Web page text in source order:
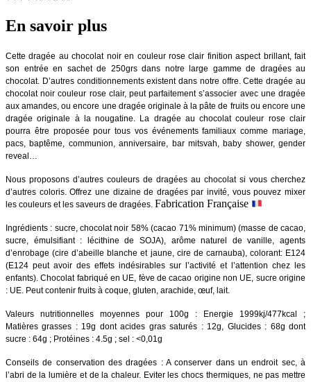
En savoir plus
Cette dragée au chocolat noir en couleur rose clair finition aspect brillant, fait
son entrée en sachet de 250grs dans notre large gamme de dragées au
chocolat. D’autres conditionnements existent dans notre offre. Cette dragée au
chocolat noir couleur rose clair, peut parfaitement s’associer avec une dragée
aux amandes, ou encore une dragée originale à la pâte de fruits ou encore une
dragée originale à la nougatine. La dragée au chocolat couleur rose clair
pourra être proposée pour tous vos événements familiaux comme mariage,
pacs, baptême, communion, anniversaire, bar mitsvah, baby shower, gender
reveal…
Nous proposons d’autres couleurs de dragées au chocolat si vous cherchez
d’autres coloris. Offrez une dizaine de dragées par invité, vous pouvez mixer
les couleurs et les saveurs de dragées. Fabrication Française
Ingrédients : sucre, chocolat noir 58% (cacao 71% minimum) (masse de cacao,
sucre, émulsifiant : lécithine de SOJA), arôme naturel de vanille, agents
d’enrobage (cire d’abeille blanche et jaune, cire de carnauba), colorant: E124
(E124 peut avoir des effets indésirables sur l’activité et l’attention chez les
enfants). Chocolat fabriqué en UE, fève de cacao origine non UE, sucre origine
: UE. Peut contenir fruits à coque, gluten, arachide, œuf, lait.
Valeurs nutritionnelles moyennes pour 100g : Energie 1999kj/477kcal ;
Matières grasses : 19g dont acides gras saturés : 12g, Glucides : 68g dont
sucre : 64g ; Protéines : 4.5g ; sel : <0,01g
Conseils de conservation des dragées : A conserver dans un endroit sec, à
l’abri de la lumière et de la chaleur. Eviter les chocs thermiques, ne pas mettre